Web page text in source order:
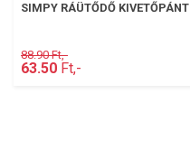
SIMPY RÁÜTŐDŐ KIVETŐPÁNT
88.90 Ft,-
63.50 Ft,-